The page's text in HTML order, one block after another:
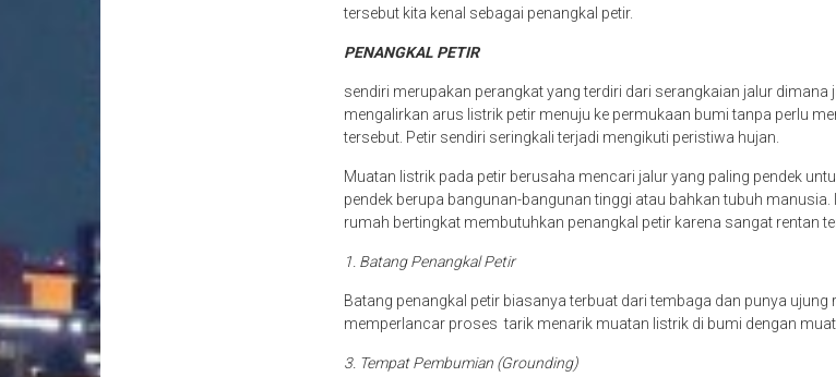
tersebut kita kenal sebagai penangkal petir.
PENANGKAL PETIR
sendiri merupakan perangkat yang terdiri dari serangkaian jalur dimana
mengalirkan arus listrik petir menuju ke permukaan bumi tanpa perlu
tersebut. Petir sendiri seringkali terjadi mengikuti peristiwa hujan.
Muatan listrik pada petir berusaha mencari jalur yang paling pendek
pendek berupa bangunan-bangunan tinggi atau bahkan tubuh
rumah bertingkat membutuhkan penangkal petir karena sangat rentan
1. Batang Penangkal Petir
Batang penangkal petir biasanya terbuat dari tembaga dan punya
memperlancar proses tarik menarik muatan listrik di bumi dengan
3. Tempat Pembumian (Grounding)